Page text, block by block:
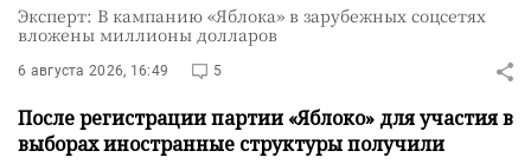
Эксперт: В кампанию «Яблока» в зарубежных соцсетях
вложены миллионы долларов
6 августа 2026, 16:49 5
После регистрации партии «Яблоко» для участия в
выборах иностранные структуры получили